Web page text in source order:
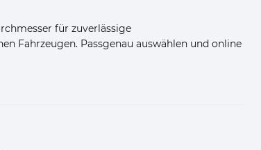
für zuverlässige
Fahrzeugen. Passgenau auswählen und online